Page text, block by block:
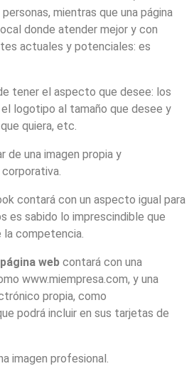
mientras que una página
donde atender mejor y con
actuales y potenciales: es
tener el aspecto que desee: los
logotipo al tamaño que desee y
quiera, etc.
una imagen propia y
contará con un aspecto igual para
es sabido lo imprescindible que
competencia.
web contará con una
www.miempresa.com, y una
propia, como
podrá incluir en sus tarjetas de
imagen profesional.